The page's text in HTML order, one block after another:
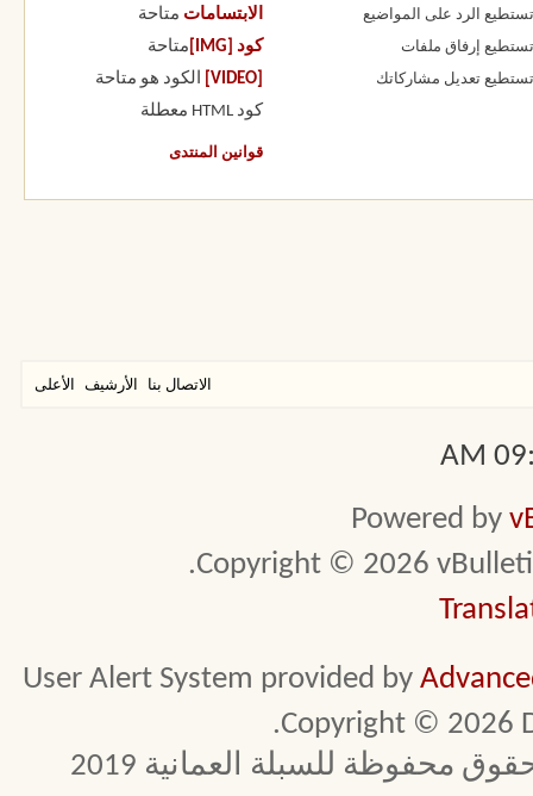
تستطيع الرد على المواضيع
تستطيع إرفاق ملفات
تستطيع تعديل مشاركاتك
الابتسامات متاحة
كود [IMG]
متاحة
الكود هو متاحة
كود HTML
معطلة
قوانين المنتدى
الاتصال بنا الأرشيف الأعلى
Powered by
Copyright © 2026
User Alert System provided by
Copyright © 2026
محفوظة للسبلة العمانية 2019